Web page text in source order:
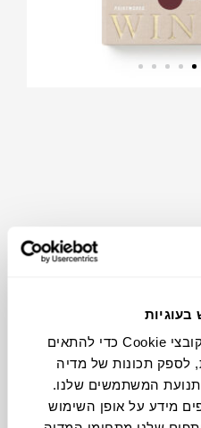
אנחנו משתמשים בקובצי Cookie כדי להתאים
לספק תכונות של מדיה
המשתמשים שלנו.
מידע על אופן השימוש